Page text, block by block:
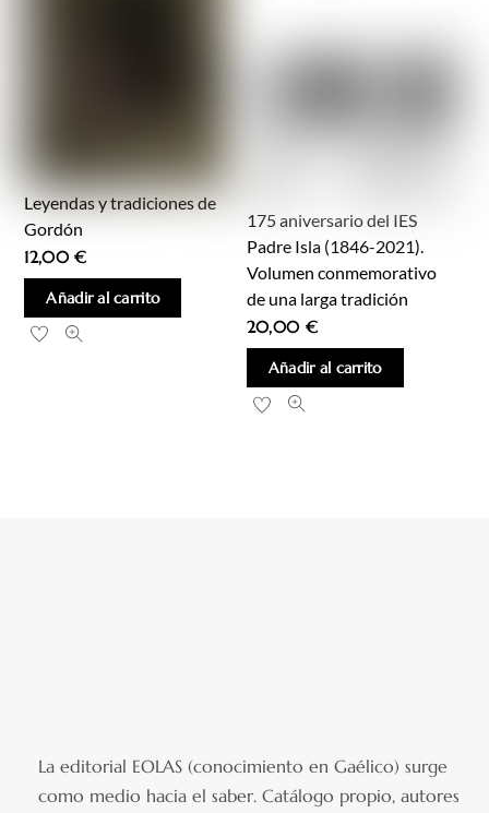
Leyendas y tradiciones de
Gordón
12,00€
Añadir al carrito
175 aniversario del IES
Padre Isla (1846-2021).
Volumen conmemorativo
de una larga tradición
20,00 €
Añadir al carrito
La editorial EOLAS (conocimiento en Gaélico) surge
como medio hacia el saber.Catálogo propio, autores